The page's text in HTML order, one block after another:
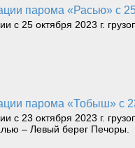
парома «Расью» с
25 октября 2023 г.
парома «Тобыш» с
23 октября 2023 г.
– Левый берег Печоры.